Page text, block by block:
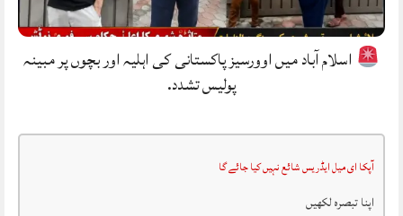
اسلام آباد میں اوورسیز پاکستانی کی اہلیہ اور بچوں پر مبینہ
پولیس تشدد.
آپکا ای میل ایڈریس شائع نہیں کیا جائے گا
اپنا تبصرہ لکھیں